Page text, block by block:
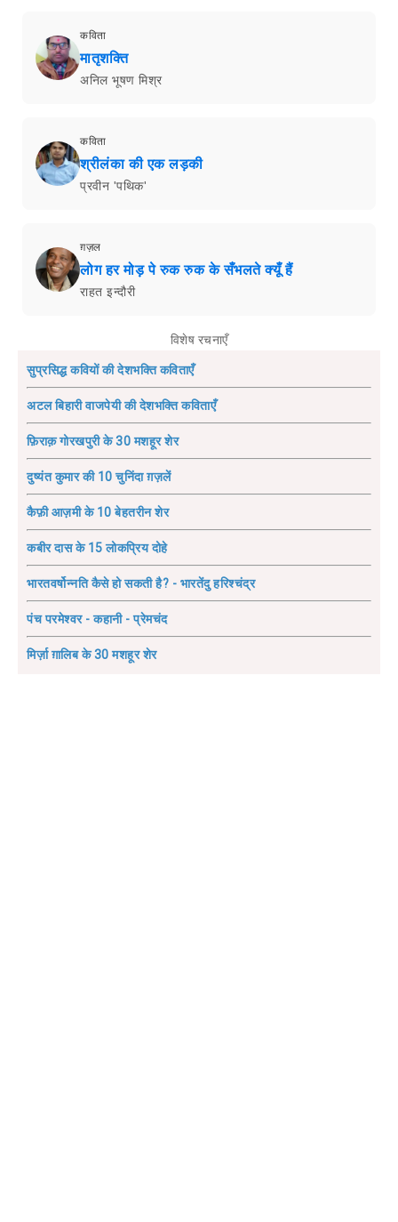
कविता
मातृशक्ति
अनिल भूषण मिश्र
कविता
श्रीलंका की एक लड़की
प्रवीन 'पथिक'
ग़ज़ल
लोग हर मोड़ पे रुक रुक के सँभलते क्यूँ हैं
राहत इन्दौरी
विशेष रचनाएँ
सुप्रसिद्ध कवियों की देशभक्ति कविताएँ
अटल बिहारी वाजपेयी की देशभक्ति कविताएँ
फ़िराक़ गोरखपुरी के 30 मशहूर शेर
दुष्यंत कुमार की 10 चुनिंदा ग़ज़लें
कैफ़ी आज़मी के 10 बेहतरीन शेर
कबीर दास के 15 लोकप्रिय दोहे
भारतवर्षोन्नति कैसे हो सकती है? - भारतेंदु हरिश्चंद्र
पंच परमेश्वर - कहानी - प्रेमचंद
मिर्ज़ा ग़ालिब के 30 मशहूर शेर